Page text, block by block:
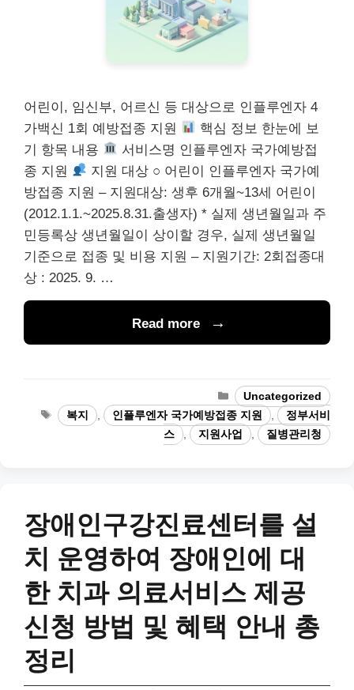
어린이, 임신부, 어르신 등 대상으로 인플루엔자 4
가백신 1회 예방접종 지원
핵심 정보 한눈에 보
기 항목 내용
서비스명 인플루엔자 국가예방접
종 지원
지원 대상 ○ 어린이 인플루엔자 국가예
방접종 지원 – 지원대상: 생후 6개월~13세 어린이
(2012.1.1.~2025.8.31.출생자) * 실제 생년월일과 주
민등록상 생년월일이 상이할 경우, 실제 생년월일
기준으로 접종 및 비용 지원 – 지원기간: 2회접종대
상 : 2025. 9. …
Read more
Categories
Uncategorized
Tags
복지 인플루엔자 국가예방접종 지원
정부서비
스
지원사업 질병관리청
장애인구강진료센터를 설
치 운영하여 장애인에 대
한 치과 의료서비스 제공
신청 방법 및 혜택 안내 총
정리